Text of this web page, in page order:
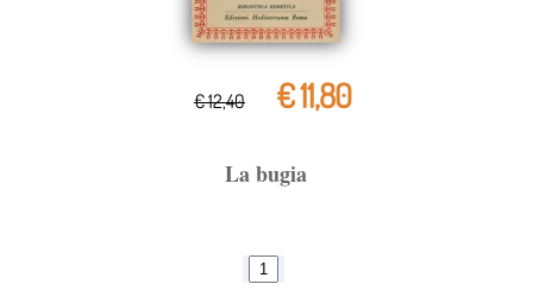
€ 12,40 € 11,80
La bugia